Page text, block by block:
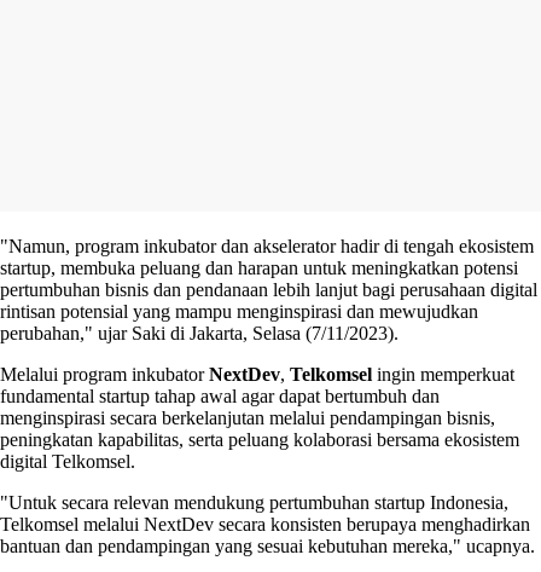
"Namun, program inkubator dan akselerator hadir di tengah ekosistem
startup, membuka peluang dan harapan untuk meningkatkan potensi
pertumbuhan bisnis dan pendanaan lebih lanjut bagi perusahaan digital
rintisan potensial yang mampu menginspirasi dan mewujudkan
perubahan," ujar Saki di Jakarta, Selasa (7/11/2023).
Melalui program inkubatorNextDev, Telkomsel ingin memperkuat
fundamental startup tahap awal agar dapat bertumbuh dan
menginspirasi secara berkelanjutan melalui pendampingan bisnis,
peningkatan kapabilitas, serta peluang kolaborasi bersama ekosistem
digital Telkomsel.
"Untuk secara relevan mendukung pertumbuhan startup Indonesia,
Telkomsel melalui NextDev secara konsisten berupaya menghadirkan
bantuan dan pendampingan yang sesuai kebutuhan mereka," ucapnya.